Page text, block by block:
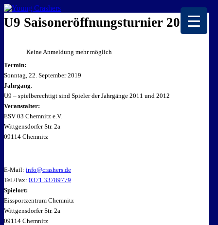
EISKALTE LEIDENSCHAFT
U9 Saisoneröffnungsturnier 2019
Keine Anmeldung mehr möglich
Termin:
Sonntag, 22. September 2019
Jahrgang:
U9 – spielberechtigt sind Spieler der Jahrgänge 2011 und 2012
Veranstalter:
ESV 03 Chemnitz e.V.
Wittgensdorfer Str. 2a
09114 Chemnitz
E-Mail: info@crashers.de
Tel./Fax: 0371 33789779
Spielort:
Eissportzentrum Chemnitz
Wittgensdorfer Str. 2a
09114 Chemnitz